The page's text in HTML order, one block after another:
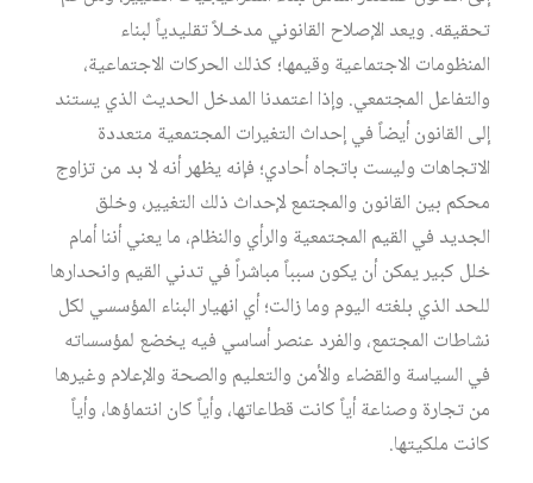
تحقيقه. ويعد الإصلاح القانوني مدخـلاً تقليدياً لبناء
المنظومات الاجتماعية وقيمها؛ كذلك الحركات الاجتماعية،
والتفاعل المجتمعي. وإذا اعتمدنا المدخل الحديث الذي يستند
إلى القانون أيضاً في إحداث التغيرات المجتمعية متعددة
الاتجاهات وليست باتجاه أحادي؛ فإنه يظهر أنه لا بد من تزاوج
محكم بين القانون والمجتمع لإحداث ذلك التغيير، وخلق
الجديد في القيم المجتمعية والرأي والنظام، ما يعني أننا أمام
خلل كبير يمكن أن يكون سبباً مباشراً في تدني القيم وانحدارها
للحد الذي بلغته اليوم وما زالت؛ أي انهيار البناء المؤسسي لكل
نشاطات المجتمع، والفرد عنصر أساسي فيه يخضع لمؤسساته
في السياسة والقضاء والأمن والتعليم والصحة والإعلام وغيرها
من تجارة وصناعة أياً كانت قطاعاتها، وأياً كان انتماؤها، وأياً
كانت ملكيتها.